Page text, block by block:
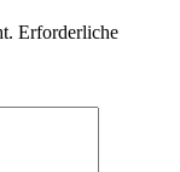
Erforderliche